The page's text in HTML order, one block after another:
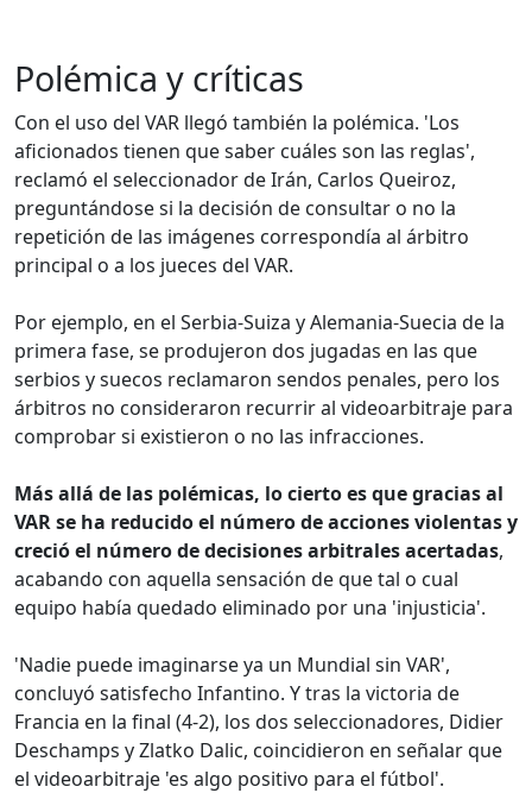
Polémica y críticas
Con el uso del VAR llegó también la polémica. 'Los
aficionados tienen que saber cuáles son las reglas',
reclamó el seleccionador de Irán, Carlos Queiroz,
preguntándose si la decisión de consultar o no la
repetición de las imágenes correspondía al árbitro
principal o a los jueces del VAR.
Por ejemplo, en el Serbia-Suiza y Alemania-Suecia de la
primera fase, se produjeron dos jugadas en las que
serbios y suecos reclamaron sendos penales, pero los
árbitros no consideraron recurrir al videoarbitraje para
comprobar si existieron o no las infracciones.
Más allá de las polémicas, lo cierto es que gracias al
VAR se ha reducido el número de acciones violentas y
creció el número de decisiones arbitrales acertadas,
acabando con aquella sensación de que tal o cual
equipo había quedado eliminado por una 'injusticia'.
'Nadie puede imaginarse ya un Mundial sin VAR',
concluyó satisfecho Infantino. Y tras la victoria de
Francia en la final (4-2), los dos seleccionadores, Didier
Deschamps y Zlatko Dalic, coincidieron en señalar que
el videoarbitraje 'es algo positivo para el fútbol'.